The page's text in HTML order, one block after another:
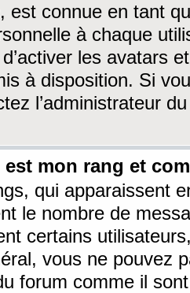
est connue en tant
à chaque
les avatars
à disposition. Si
l’administrateur
est mon rang et
qui apparaissent
le nombre de
certains
vous ne pouvez
forum comme il